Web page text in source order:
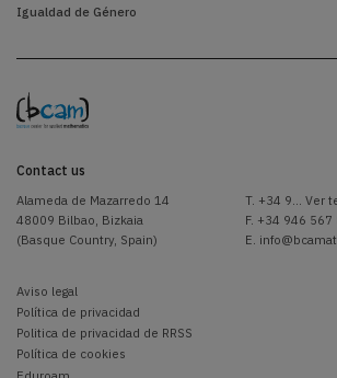
Igualdad de Género
Contact us
Alameda de Mazarredo 14
48009 Bilbao, Bizkaia
(Basque Country, Spain)
T. +34 9... Ver
F. +34 946 567
E.
Aviso legal
Política de privacidad
Politica de privacidad de RRSS
Política de cookies